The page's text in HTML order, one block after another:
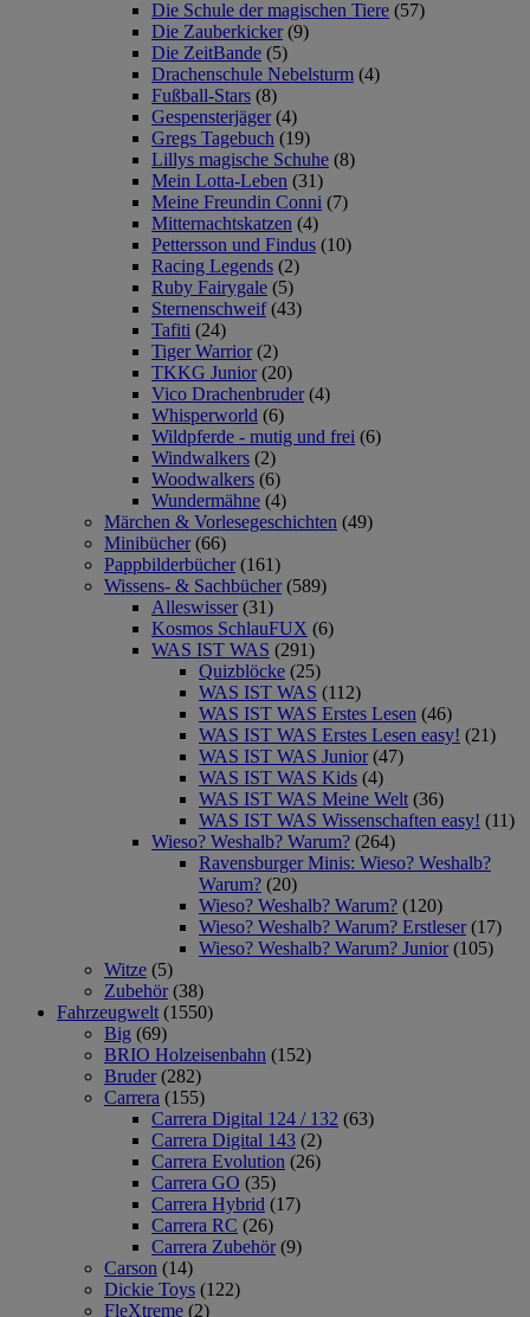
Die Schule der magischen Tiere (57)
Die Zauberkicker (9)
Die ZeitBande (5)
Drachenschule Nebelsturm (4)
Fußball-Stars (8)
Gespensterjäger (4)
Gregs Tagebuch (19)
Lillys magische Schuhe (8)
Mein Lotta-Leben (31)
Meine Freundin Conni (7)
Mitternachtskatzen (4)
Pettersson und Findus (10)
Racing Legends (2)
Ruby Fairygale (5)
Sternenschweif (43)
Tafiti (24)
Tiger Warrior (2)
TKKG Junior (20)
Vico Drachenbruder (4)
Whisperworld (6)
Wildpferde - mutig und frei (6)
Windwalkers (2)
Woodwalkers (6)
Wundermähne (4)
Märchen & Vorlesegeschichten (49)
Minibücher (66)
Pappbilderbücher (161)
Wissens- & Sachbücher (589)
Alleswisser (31)
Kosmos SchlauFUX (6)
WAS IST WAS (291)
Quizblöcke (25)
WAS IST WAS (112)
WAS IST WAS Erstes Lesen (46)
WAS IST WAS Erstes Lesen easy! (21)
WAS IST WAS Junior (47)
WAS IST WAS Kids (4)
WAS IST WAS Meine Welt (36)
WAS IST WAS Wissenschaften easy! (11)
Wieso? Weshalb? Warum? (264)
Ravensburger Minis: Wieso? Weshalb?
Warum? (20)
Wieso? Weshalb? Warum? (120)
Wieso? Weshalb? Warum? Erstleser (17)
Wieso? Weshalb? Warum? Junior (105)
Witze (5)
Zubehör (38)
Fahrzeugwelt (1550)
Big (69)
BRIO Holzeisenbahn (152)
Bruder (282)
Carrera (155)
Carrera Digital 124 / 132 (63)
Carrera Digital 143 (2)
Carrera Evolution (26)
Carrera GO (35)
Carrera Hybrid (17)
Carrera RC (26)
Carrera Zubehör (9)
Carson (14)
Dickie Toys (122)
FleXtreme (2)